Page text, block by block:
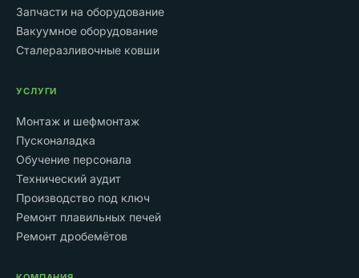
Запчасти на оборудование
Вакуумное оборудование
Сталеразливочные ковши
УСЛУГИ
Монтаж и шефмонтаж
Пусконаладка
Обучение персонала
Технический аудит
Производство под ключ
Ремонт плавильных печей
Ремонт дробемётов